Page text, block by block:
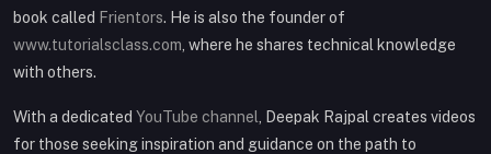
book called Frientors. He is also the founder of
www.tutorialsclass.com , where he shares technical knowledge
with others.
With a dedicated YouTube channel , Deepak Rajpal creates videos
for those seeking inspiration and guidance on the path to